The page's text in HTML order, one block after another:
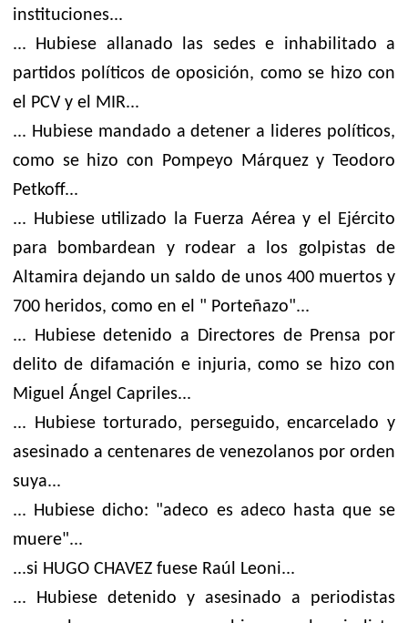
instituciones...
... Hubiese allanado las sedes e inhabilitado a
partidos políticos de oposición, como se hizo con
el PCV y el MIR...
... Hubiese mandado a detener a lideres políticos,
como se hizo con Pompeyo Márquez y Teodoro
Petkoff...
... Hubiese utilizado la Fuerza Aérea y el Ejército
para bombardean y rodear a los golpistas de
Altamira dejando un saldo de unos 400 muertos y
700 heridos, como en el " Porteñazo"...
... Hubiese detenido a Directores de Prensa por
delito de difamación e injuria, como se hizo con
Miguel Ángel Capriles...
... Hubiese torturado, perseguido, encarcelado y
asesinado a centenares de venezolanos por orden
suya...
... Hubiese dicho: "adeco es adeco hasta que se
muere"...
...si HUGO CHAVEZ fuese Raúl Leoni...
... Hubiese detenido y asesinado a periodistas